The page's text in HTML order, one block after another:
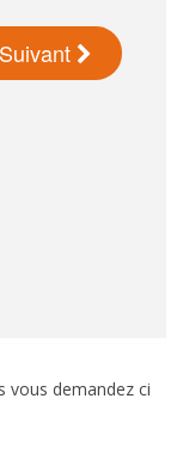
vous demandez ci